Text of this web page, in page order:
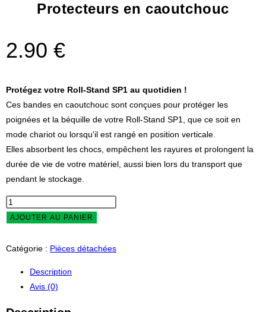
Protecteurs en caoutchouc
2.90 €
Protégez votre Roll-Stand SP1 au quotidien !
Ces bandes en caoutchouc sont conçues pour protéger les
poignées et la béquille de votre Roll-Stand SP1, que ce soit en
mode chariot ou lorsqu'il est rangé en position verticale.
Elles absorbent les chocs, empêchent les rayures et prolongent la
durée de vie de votre matériel, aussi bien lors du transport que
pendant le stockage.
AJOUTER AU PANIER
Catégorie : Pièces détachées
Description
Avis (0)